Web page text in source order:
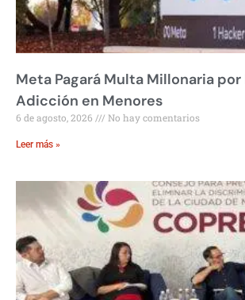
Meta Pagará Multa Millonaria por
Adicción en Menores
6 de agosto, 2026 No hay comentarios
Leer más »